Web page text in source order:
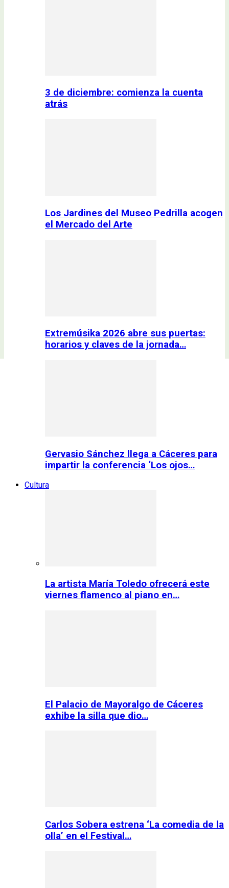
3 de diciembre: comienza la cuenta
atrás
Los Jardines del Museo Pedrilla acogen
el Mercado del Arte
Extremúsika 2026 abre sus puertas:
horarios y claves de la jornada…
Gervasio Sánchez llega a Cáceres para
impartir la conferencia ‘Los ojos…
Cultura
La artista María Toledo ofrecerá este
viernes flamenco al piano en…
El Palacio de Mayoralgo de Cáceres
exhibe la silla que dio…
Carlos Sobera estrena ‘La comedia de la
olla’ en el Festival…